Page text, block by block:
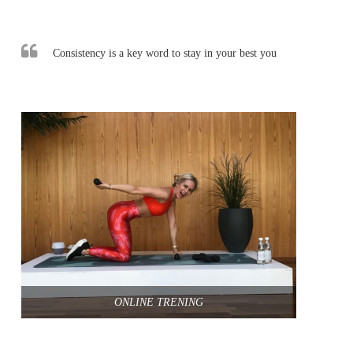
Consistency is a key word to stay in your best you
ONLINE TRENING